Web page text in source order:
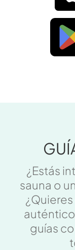
¿Estás
sauna o
guías